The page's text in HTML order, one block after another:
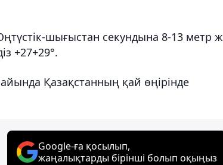
шығыстан секундына 8-13 метр
+27+29°.
Қазақстанның қай өңірінде
Google-ға қосылып,
жаңалықтарды бірінші болып оқыңыз